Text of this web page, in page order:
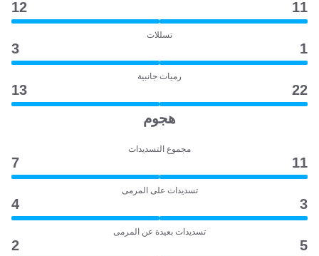
11
12
تسللات
1
3
رميات جانبية
22
13
هجوم
مجموع التسديدات
11
7
تسديدات على المرمى
3
4
تسديدات بعيدة عن المرمى
5
2